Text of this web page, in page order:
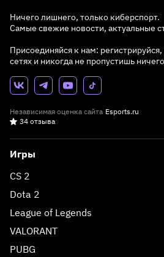
Ничего лишнего, только киберспорт.
Самые свежие новости, актуальные
Присоединяйся к нам:
сетях и никогда не пропустишь
Независимая оценка сайта Esports.ru
34 отзыва
Игры
CS 2
Dota 2
League of Legends
VALORANT
PUBG